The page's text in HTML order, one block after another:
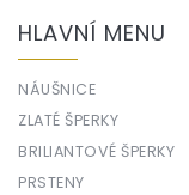
HLAVNÍ MENU
NÁUŠNICE
ZLATÉ ŠPERKY
BRILIANTOVÉ ŠPERKY
PRSTENY